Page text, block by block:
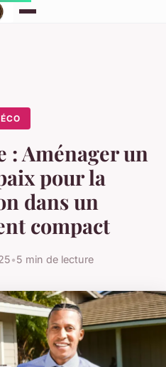
: Aménager un
pour la
dans un
compact
•5 min de lecture